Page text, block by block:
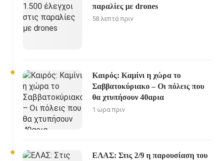
παραλίες με drones
58 λεπτά πριν
Καιρός: Καμίνι η χώρα το
Σαββατοκύριακο – Οι πόλεις που
θα χτυπήσουν 40αρια
1 ώρα πριν
ΕΛΑΣ: Στις 2/9 η παρουσίαση του